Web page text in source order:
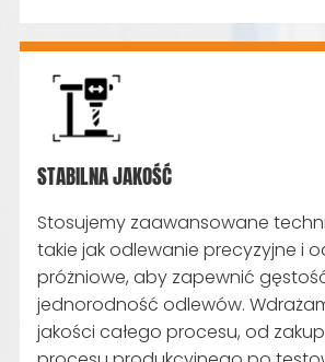
STABILNA JAKOŚĆ
Stosujemy zaawansowane
takie jak odlewanie precyzyjne i
próżniowe, aby zapewnić
jednorodność odlewów.
jakości całego procesu, od